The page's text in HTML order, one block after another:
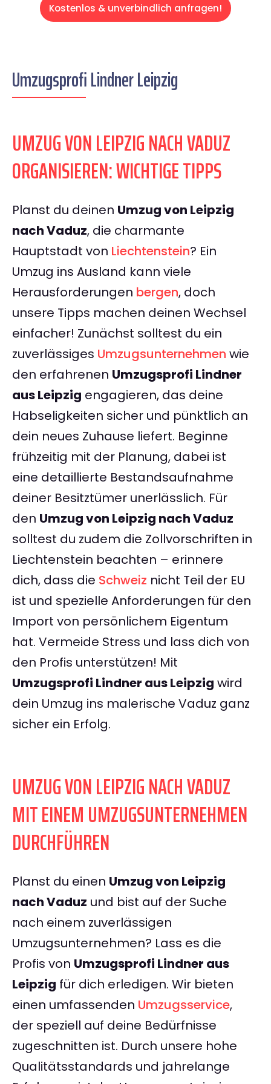
Kostenlos & unverbindlich anfragen!
Umzugsprofi Lindner Leipzig
UMZUG VON LEIPZIG NACH VADUZ
ORGANISIEREN: WICHTIGE TIPPS
Planst du deinen Umzug von Leipzig
nach Vaduz, die charmante
Hauptstadt von Liechtenstein? Ein
Umzug ins Ausland kann viele
Herausforderungen bergen, doch
unsere Tipps machen deinen Wechsel
einfacher! Zunächst solltest du ein
zuverlässiges Umzugsunternehmen wie
den erfahrenen Umzugsprofi Lindner
aus Leipzig engagieren, das deine
Habseligkeiten sicher und pünktlich an
dein neues Zuhause liefert. Beginne
frühzeitig mit der Planung, dabei ist
eine detaillierte Bestandsaufnahme
deiner Besitztümer unerlässlich. Für
den Umzug von Leipzig nach Vaduz
solltest du zudem die Zollvorschriften in
Liechtenstein beachten – erinnere
dich, dass die Schweiz nicht Teil der EU
ist und spezielle Anforderungen für den
Import von persönlichem Eigentum
hat. Vermeide Stress und lass dich von
den Profis unterstützen! Mit
Umzugsprofi Lindner aus Leipzig wird
dein Umzug ins malerische Vaduz ganz
sicher ein Erfolg.
UMZUG VON LEIPZIG NACH VADUZ
MIT EINEM UMZUGSUNTERNEHMEN
DURCHFÜHREN
Planst du einen Umzug von Leipzig
nach Vaduz und bist auf der Suche
nach einem zuverlässigen
Umzugsunternehmen? Lass es die
Profis von Umzugsprofi Lindner aus
Leipzig für dich erledigen. Wir bieten
einen umfassenden Umzugsservice,
der speziell auf deine Bedürfnisse
zugeschnitten ist. Durch unsere hohe
Qualitätsstandards und jahrelange